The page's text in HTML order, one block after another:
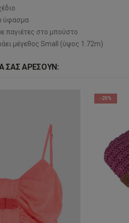
ύφασμα
παγιέτες στο μπούστο
μέγεθος Small (ύψος 1.72m)
ΣΑΣ ΑΡΈΣΟΥΝ:
-20%